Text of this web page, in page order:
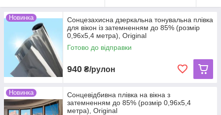
Новинка
Сонцезахисна дзеркальна тонувальна плівка
для вікон із затемненням до 85% (розмір
0,96х5,4 метра), Original
Готово до відправки
940 ₴/рулон
Новинка
Сонцевідбивна плівка на вікна з
затемненням до 85% (розмір 0,96х5,4
метра), Original